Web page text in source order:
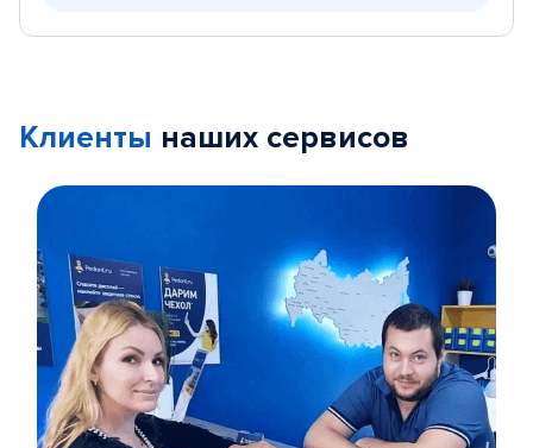
Клиенты наших сервисов